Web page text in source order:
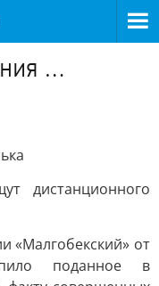
…
дистанционного
«Малгобекский» от
поданное в